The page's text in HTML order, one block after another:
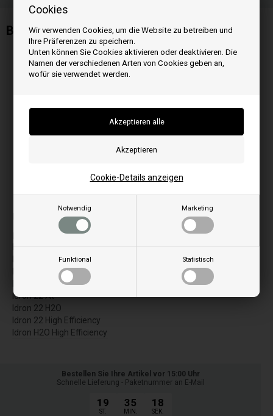
Cookies
Wir verwenden Cookies, um die Website zu betreiben und
Ihre Präferenzen zu speichern.
Unten können Sie Cookies aktivieren oder deaktivieren. Die
Namen der verschiedenen Arten von Cookies geben an,
wofür sie verwendet werden.
Notwendig Marketing
Funktional Statistisch
Cookie-Details anzeigen
Buchse passt zu FreePoint Pelletofen
Bilder können je nach Modell abweichen
Idron 11
Idron 15 High Efficiency
Idron 22 At
Idron 22 H2O
Idron 22 High Efficiency
Idron H2O High Efficiency
Bestellen Sie Ihre Artikel vor 15:00 Uhr
Schnelle Lieferung - Paketnummer an E-Mail
19
ST.
35
MIN.
17
SEK.